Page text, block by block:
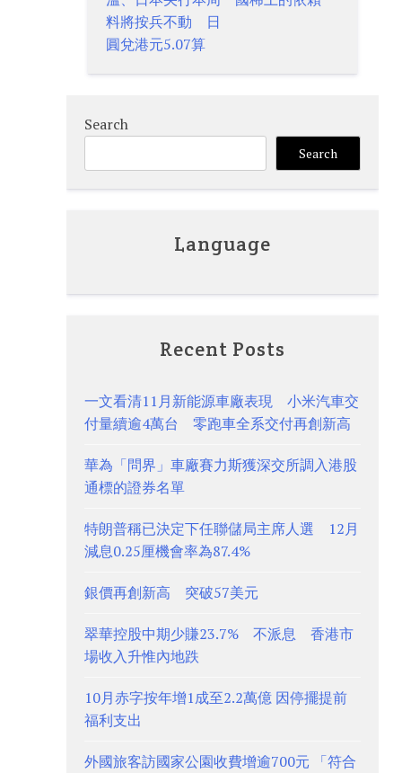
料將按兵不動 日
圓兌港元5.07算
Search
Search
Language
Recent Posts
一文看清11月新能源車廠表現 小米汽車交
付量續逾4萬台 零跑車全系交付再創新高
華為「問界」車廠賽力斯獲深交所調入港股
通標的證券名單
特朗普稱已決定下任聯儲局主席人選 12月
減息0.25厘機會率為87.4%
銀價再創新高 突破57美元
翠華控股中期少賺23.7% 不派息 香港市
場收入升惟內地跌
10月赤字按年增1成至2.2萬億 因停擺提前
福利支出
外國旅客訪國家公園收費增逾700元 「符合